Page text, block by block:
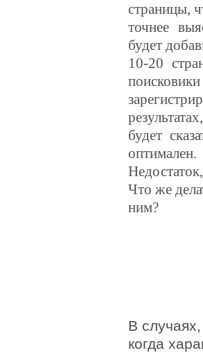
страницы,
точнее
будет
10-20
будет
оптимален.
Что же
ним?
В случаях,
когда